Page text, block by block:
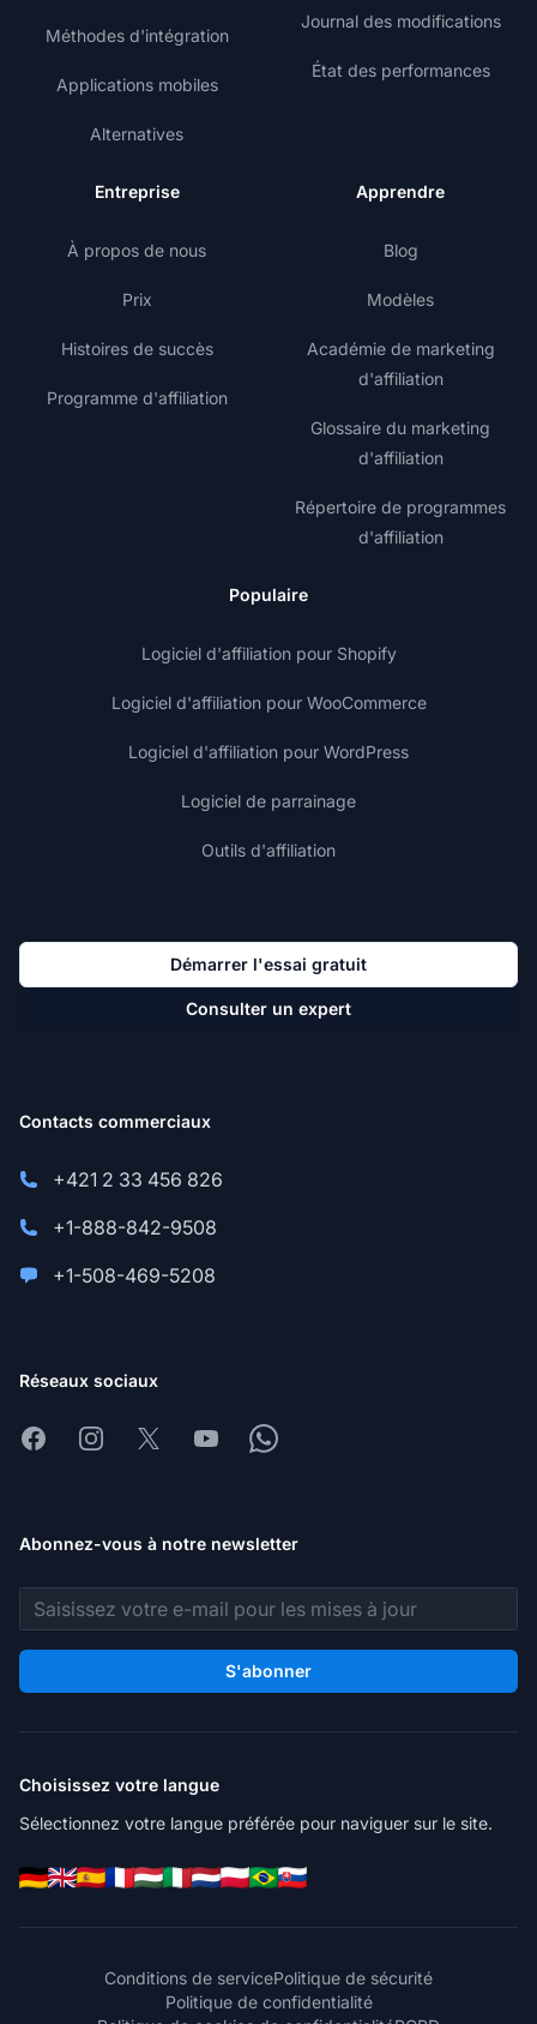
Méthodes d'intégration
Applications mobiles
Alternatives
Journal des modifications
État des performances
Entreprise
À propos de nous
Prix
Histoires de succès
Programme d'affiliation
Apprendre
Blog
Modèles
Académie de marketing
d'affiliation
Glossaire du marketing
d'affiliation
Répertoire de programmes
d'affiliation
Populaire
Logiciel d'affiliation pour Shopify
Logiciel d'affiliation pour WooCommerce
Logiciel d'affiliation pour WordPress
Logiciel de parrainage
Outils d'affiliation
Démarrer l'essai gratuit
Consulter un expert
Contacts commerciaux
+421 2 33 456 826
+1-888-842-9508
+1-508-469-5208
Réseaux sociaux
FacebookInstagram
X YoutubeWhatsapp
Abonnez-vous à notre newsletter
Adresse e-mail
S'abonner
Choisissez votre langue
Sélectionnez votre langue préférée pour naviguer sur le site.
Conditions de servicePolitique de sécurité
Politique de confidentialité